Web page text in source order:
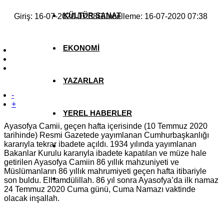
KÜLTÜR SANAT
EKONOMİ
YAZARLAR
YEREL HABERLER
Giriş: 16-07-2020 07:38Güncelleme: 16-07-2020 07:38
-
+
Ayasofya Camii, geçen hafta içerisinde (10 Temmuz 2020
tarihinde) Resmi Gazetede yayımlanan Cumhurbaşkanlığı
kararıyla tekrar ibadete açıldı. 1934 yılında yayımlanan
Bakanlar Kurulu kararıyla ibadete kapatılan ve müze hale
getirilen Ayasofya Camiin 86 yıllık mahzuniyeti ve
Müslümanların 86 yıllık mahrumiyeti geçen hafta itibariyle
son buldu. Elhamdülillah. 86 yıl sonra Ayasofya’da ilk namaz
24 Temmuz 2020 Cuma günü, Cuma Namazı vaktinde
olacak inşallah.